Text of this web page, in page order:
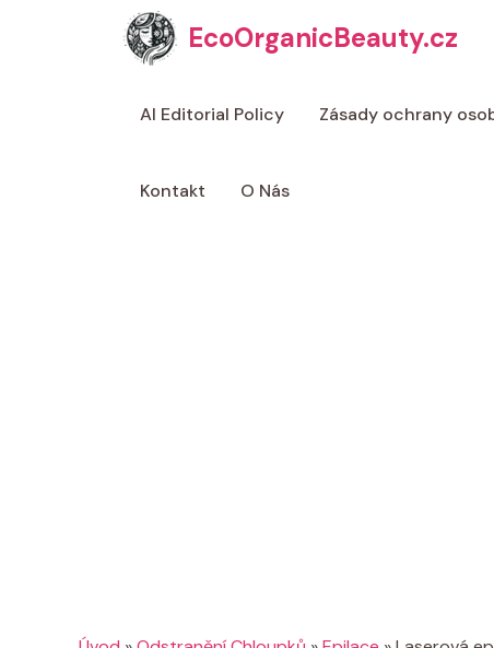
EcoOrganicBeauty.cz
AI Editorial Policy Zásady ochrany
Kontakt O Nás